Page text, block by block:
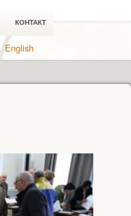
КОНТАКТ
English